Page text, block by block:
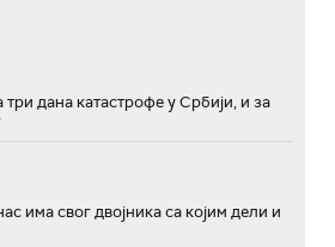
дана катастрофе у Србији, и за
има свог двојника са којим дели и